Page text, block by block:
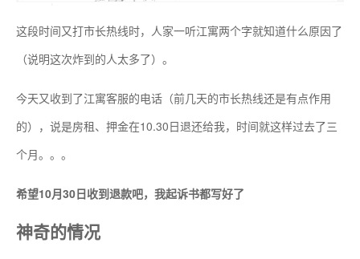
这段时间又打市长热线时，人家一听江寓两个字就知道什么原因了
（说明这次炸到的人太多了）。
今天又收到了江寓客服的电话（前几天的市长热线还是有点作用
的），说是房租、押金在10.30日退还给我，时间就这样过去了三
个月。。。
希望10月30日收到退款吧，我起诉书都写好了
神奇的情况